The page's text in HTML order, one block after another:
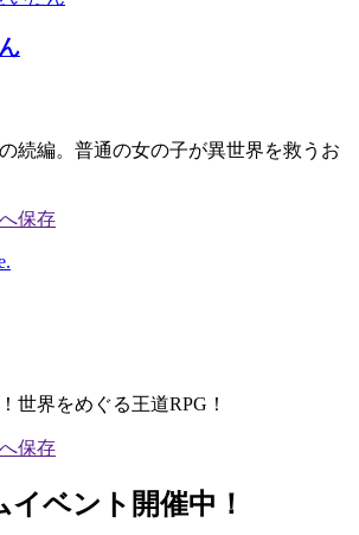
の続編。普通の女の子が異世界を救うお
世界をめぐる王道RPG！
ベント開催中！